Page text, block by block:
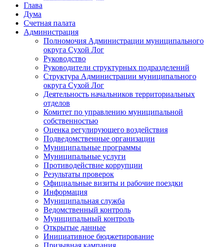
Глава
Дума
Счетная палата
Администрация
Полномочия Администрации муниципального
округа Сухой Лог
Руководство
Руководители структурных подразделений
Структура Администрации муниципального
округа Сухой Лог
Деятельность начальников территориальных
отделов
Комитет по управлению муниципальной
собственностью
Оценка регулирующего воздействия
Подведомственные организации
Муниципальные программы
Муниципальные услуги
Противодействие коррупции
Результаты проверок
Официальные визиты и рабочие поездки
Информация
Муниципальная служба
Ведомственный контроль
Муниципальный контроль
Открытые данные
Инициативное бюджетирование
Призывная кампания